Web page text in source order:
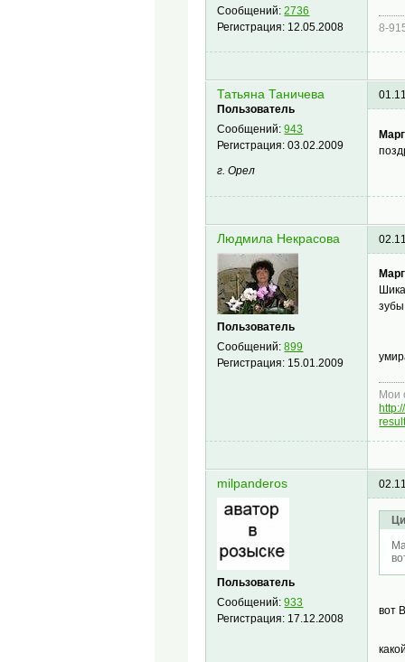
Сообщений:2736
Регистрация: 12.05.2008 8-
Татьяна Таничева
Пользователь
Сообщений:943
Регистрация:03.02.2009
г. Орел
Людмила Некрасова
Пользователь
Сообщений:899
Регистрация: 15.01.2009
Мои
milpanderos
Пользователь
Сообщений:933
Регистрация: 17.12.2008
вот